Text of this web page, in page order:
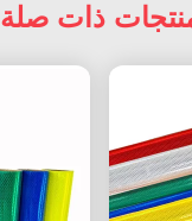
ذات صلة